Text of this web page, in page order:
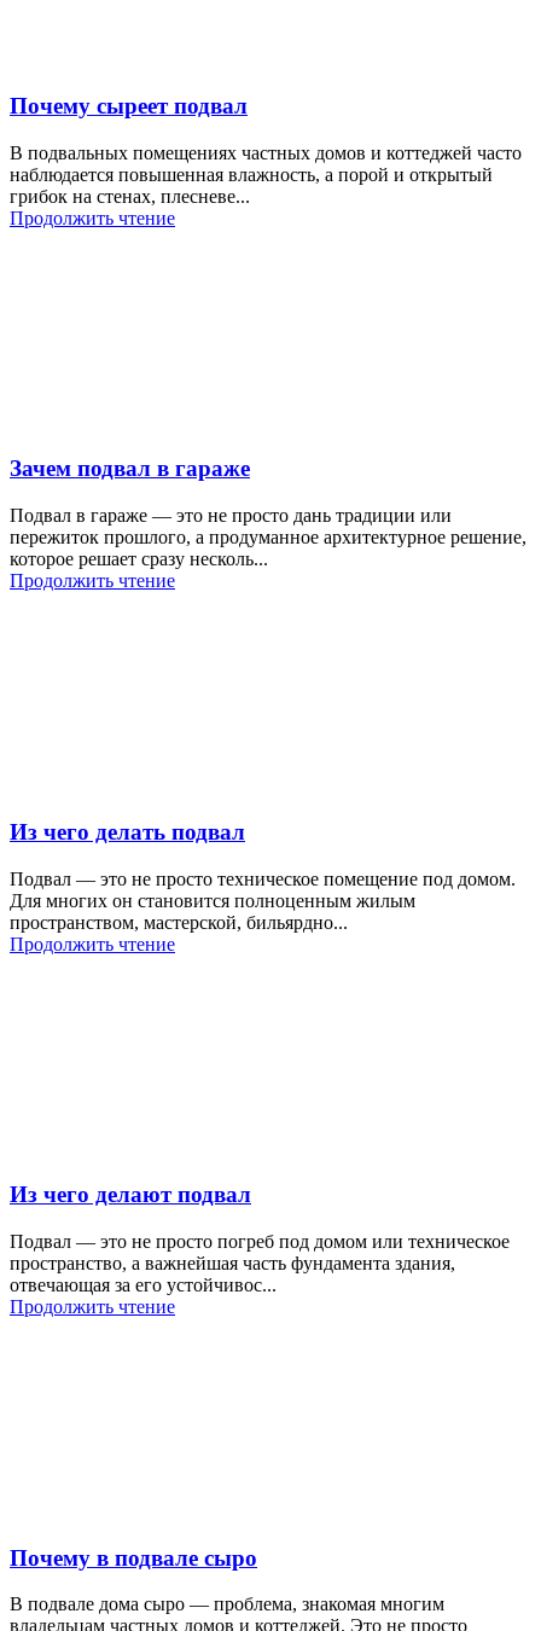
Почему сыреет подвал
В подвальных помещениях частных домов и коттеджей часто
наблюдается повышенная влажность, а порой и открытый
грибок на стенах, плесневе...
Продолжить чтение
Зачем подвал в гараже
Подвал в гараже — это не просто дань традиции или
пережиток прошлого, а продуманное архитектурное решение,
которое решает сразу несколь...
Продолжить чтение
Из чего делать подвал
Подвал — это не просто техническое помещение под домом.
Для многих он становится полноценным жилым
пространством, мастерской, бильярдно...
Продолжить чтение
Из чего делают подвал
Подвал — это не просто погреб под домом или техническое
пространство, а важнейшая часть фундамента здания,
отвечающая за его устойчивос...
Продолжить чтение
Почему в подвале сыро
В подвале дома сыро — проблема, знакомая многим
владельцам частных домов и коттеджей. Это не просто